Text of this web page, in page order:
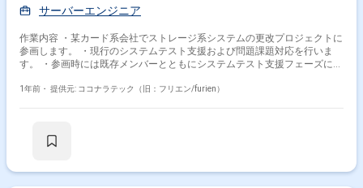
サーバーエンジニア
作業内容 ・某カード系会社でストレージ系システムの更改プロジェクトに
参画します。 ・現行のシステムテスト支援および問題課題対応を行いま
す。 ・参画時には既存メンバーとともにシステムテスト支援フェーズにい
し、問題解決に取り組むことを期待されています。
1年前・ 提供元: ココナラテック（旧：フリエン/furien）